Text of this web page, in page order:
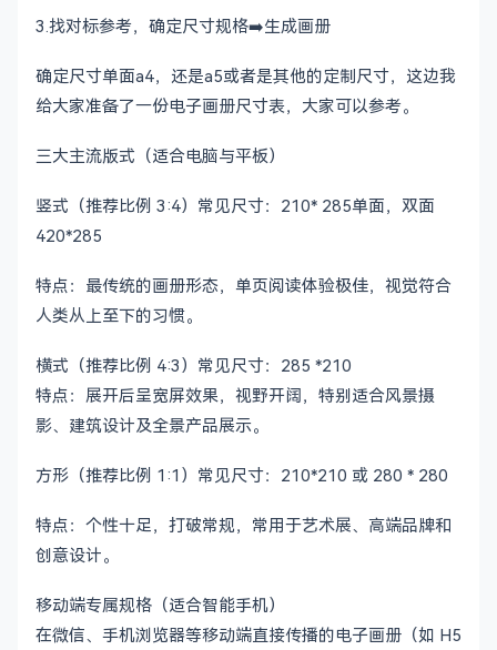
    *   [核心技术/差异化优势]
*   **P[X]-P[Y]：经典案例/服务网络 (呈结果)**
    *   [全球/全国布局网点]
*   **P[X]-P[Y]：企业文化/未来展望 (拔高度)**
*   **P[最后两页]：结尾区 (促转化)**
---
## 三、 视觉风格定义与排版规范 (Visual Style)
*   **核心关键词：** [例如：稳健、极简、科技感、人
*   **网格系统 (Grid System)：** [例如：严格的 6
*   **留白率要求：** [例如：40% 以上，保持呼吸感]
*   **主色调：** [填入主色 RGB/HEX，例如：深空蓝
*   **字体层级：** [定义主标题、副标题、正文文本的
3.找对标参考，确定尺寸规格➡️生成画册
确定尺寸单面a4，还是a5或者是其他的定制尺寸，这边我
给大家准备了一份电子画册尺寸表，大家可以参考。
三大主流版式（适合电脑与平板）
竖式（推荐比例 3:4）常见尺寸：210* 285单面，双面
420*285
特点：最传统的画册形态，单页阅读体验极佳，视觉符合
人类从上至下的习惯。
横式（推荐比例 4:3）常见尺寸：285 *210
特点：展开后呈宽屏效果，视野开阔，特别适合风景摄
影、建筑设计及全景产品展示。
方形（推荐比例 1:1）常见尺寸：210*210 或 280 * 280
特点：个性十足，打破常规，常用于艺术展、高端品牌和
创意设计。
移动端专属规格（适合智能手机）
在微信、手机浏览器等移动端直接传播的电子画册（如 H5